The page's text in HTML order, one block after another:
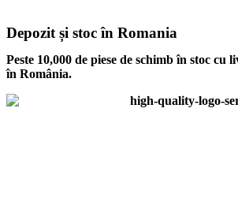
Depozit și stoc în Romania
Peste 10,000 de piese de schimb în stoc cu
în România.